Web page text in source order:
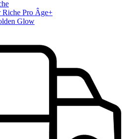
Pro Âge+
Glow